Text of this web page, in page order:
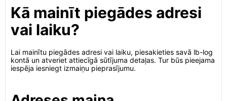
Kā mainīt piegādes adresi
vai laiku?
Lai mainītu piegādes adresi vai laiku, piesakieties savā lb-log
kontā un atveriet attiecīgā sūtījuma detaļas. Tur būs pieejama
iespēja iesniegt izmaiņu pieprasījumu.